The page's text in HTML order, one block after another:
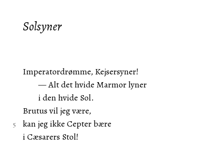
Solsyner
Imperatordrømme, Kejsersyner!
— Alt det hvide Marmor lyner
i den hvide Sol.
Brutus vil jeg være,
kan jeg ikke Cepter bære
i Cæsarers Stol!